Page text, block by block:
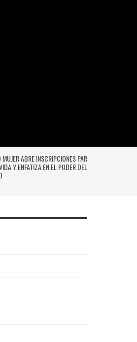
ABRE INSCRIPCIONES PARA LA 17ª
Y ENFATIZA EN EL PODER DEL